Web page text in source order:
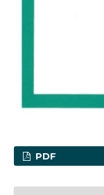
PDF